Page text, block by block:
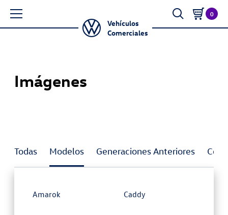
0
Vehículos
Comerciales
Imágenes
Todas Modelos Generaciones Anteriores
Amarok Caddy